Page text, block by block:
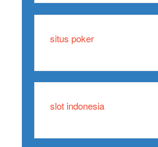
situs poker
slot indonesia